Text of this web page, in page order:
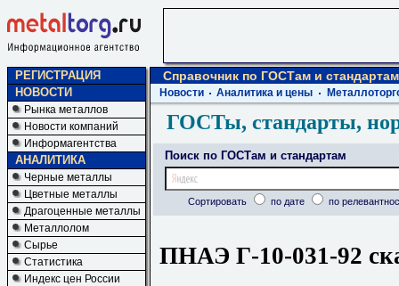
РЕГИСТРАЦИЯ
НОВОСТИ
Рынка металлов
Новости компаний
Информагентства
АНАЛИТИКА
Черные металлы
Цветные металлы
Драгоценные металлы
Металлолом
Сырье
Статистика
Индекс цен России
Справочник по ГОСТам и стандартам
Новости Аналитика и цены
ГОСТы, стандарты,
Поиск по ГОСТам и стандартам
Сортировать по дате по
ПНАЭ Г-10-031-92